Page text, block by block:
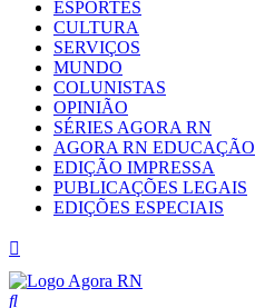
ESPORTES
CULTURA
SERVIÇOS
MUNDO
COLUNISTAS
OPINIÃO
SÉRIES AGORA RN
AGORA RN EDUCAÇÃO
EDIÇÃO IMPRESSA
PUBLICAÇÕES LEGAIS
EDIÇÕES ESPECIAIS